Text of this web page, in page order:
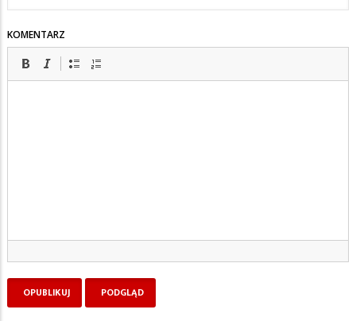
KOMENTARZ